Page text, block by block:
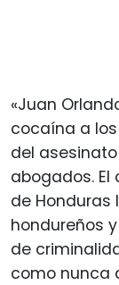
«Juan
cocaína a
del
abogados.
de
hondureños
de
como nunca